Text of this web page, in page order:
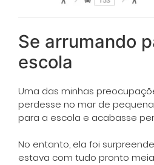
Se arrumando
escola
Uma das minhas
perdesse no mar de
para a escola e acabasse
No entanto, ela foi
estava com tudo pronto